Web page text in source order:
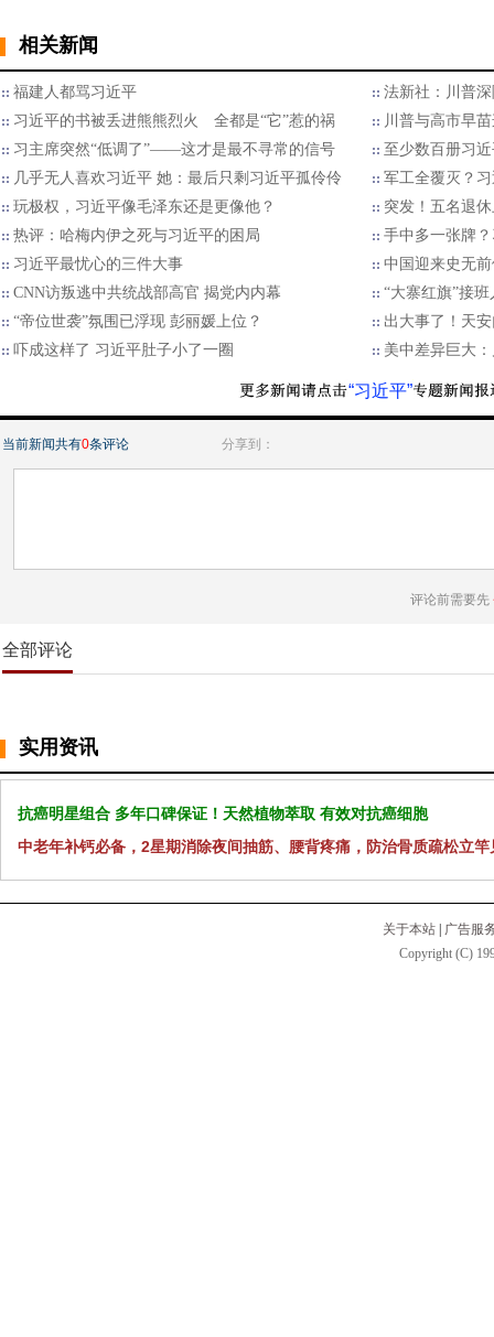
相关新闻
福建人都骂习近平
法新社：川普
习近平的书被丢进熊熊烈火 全都是“它”惹的祸
川普与高市早
习主席突然“低调了”——这才是最不寻常的信号
至少数百册习
几乎无人喜欢习近平 她：最后只剩习近平孤伶伶
军工全覆灭？
玩极权，习近平像毛泽东还是更像他？
突发！五名退
热评：哈梅内伊之死与习近平的困局
手中多一张牌
习近平最忧心的三件大事
中国迎来史无
CNN访叛逃中共统战部高官 揭党内内幕
“大寨红旗”接
“帝位世袭”氛围已浮现 彭丽媛上位？
出大事了！天
​吓成这样了 习近平肚子小了一圈
美中差异巨大
“习近平”
当前新闻共有0条评论 分享到：
评论前需要先
全部评论
实用资讯
抗癌明星组合 多年口碑保证！天然植物萃取 有效对抗癌细胞
中老年补钙必备，2星期消除夜间抽筋、腰背疼痛，防治骨质疏松立竿
关于本站
广告服
Copyright (C)